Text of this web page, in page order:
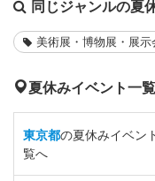
同じジャンルの夏
美術展・博物展・展示
夏休みイベント一
東京都の夏休みイベン
覧へ